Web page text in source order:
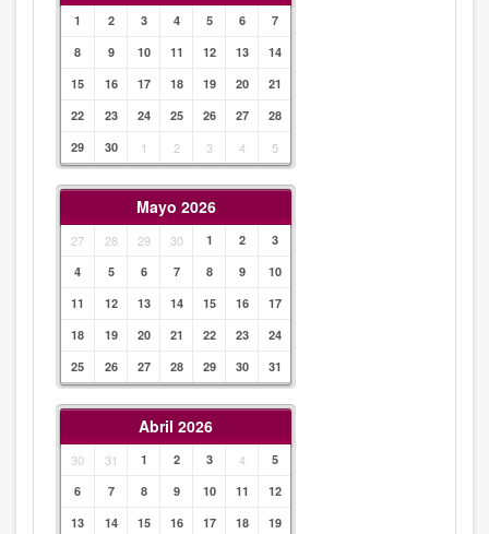
1 2 3 4 5 6
7
8
9 10 11 12 13
14
15
16 17 18 19 20
21
22
23 24 25 26 27
28
29
30 1 2 3 4 5
Mayo 2026
27 28 29 30 1 2
3
4
5 6 7 8 9
10
11
12 13 14 15 16
17
18
19 20 21 22 23
24
25
26 27 28 29 30 31
Abril 2026
30 31 1 2 3 4
5
6
7 8 9 10 11
12
13
14 15 16 17 18
19